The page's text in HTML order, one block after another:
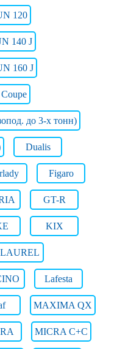
120
140 J
160 J
до 3-х тонн)
Dualis
Figaro
GT-R
KIX
LAUREL
Lafesta
MAXIMA QX
MICRA C+C